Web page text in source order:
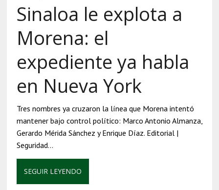
Sinaloa le explota a
Morena: el
expediente ya habla
en Nueva York
Tres nombres ya cruzaron la línea que Morena intentó
mantener bajo control político: Marco Antonio Almanza,
Gerardo Mérida Sánchez y Enrique Díaz. Editorial |
Seguridad…
SEGUIR LEYENDO